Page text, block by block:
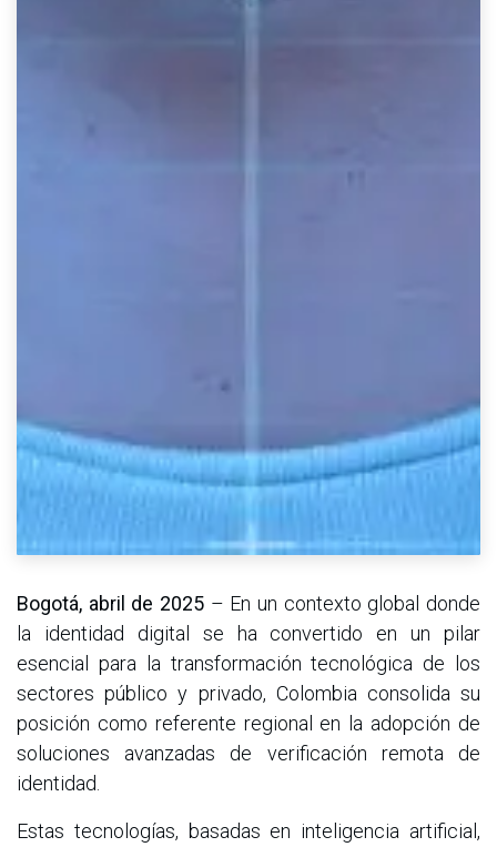
Bogotá, abril de 2025 – En un contexto global donde
la identidad digital se ha convertido en un pilar
esencial para la transformación tecnológica de los
sectores público y privado, Colombia consolida su
posición como referente regional en la adopción de
soluciones avanzadas de verificación remota de
identidad.
Estas tecnologías, basadas en inteligencia artificial,